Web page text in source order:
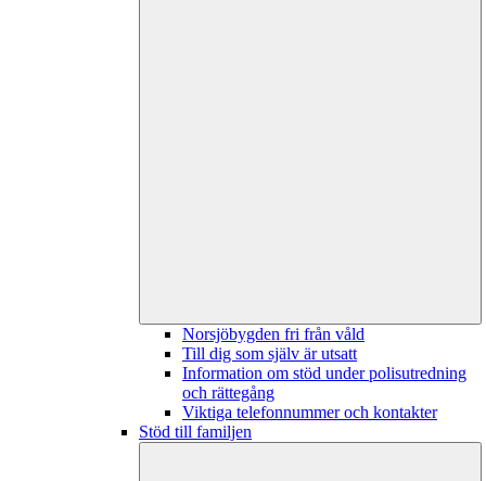
Norsjöbygden fri från våld
Till dig som själv är utsatt
Information om stöd under polisutredning
och rättegång
Viktiga telefonnummer och kontakter
Stöd till familjen